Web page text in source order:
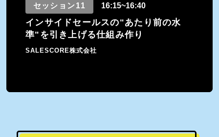
セッション11 16:15~16:40
インサイドセールスの"あたり前の水
準"を引き上げる仕組み作り
SALESCORE株式会社